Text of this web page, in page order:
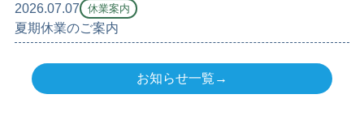
2026.07.07 休業案内
夏期休業のご案内
お知らせ一覧→